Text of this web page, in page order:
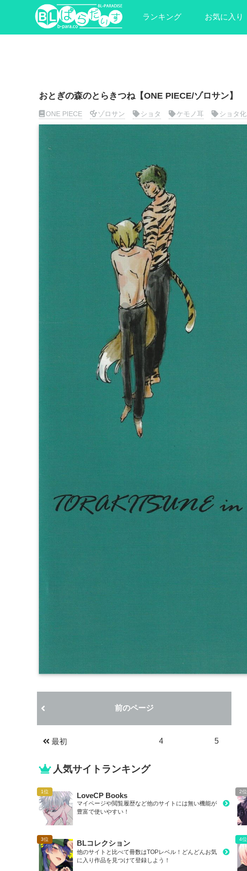
ランキング お気に入り
おとぎの森のとらきつね【ONE PIECE/ゾロサン】
ONE PIECE ゾロサン ショタ ケモノ耳 ショタ化
前のページ
最初 4 5
人気サイトランキング
LoveCP Books
マイページや閲覧履歴など他のサイトには無い機能が
豊富で使いやすい！
BLコレクション
他のサイトと比べて冊数はTOPレベル！どんどんお気
に入り作品を見つけて登録しよう！